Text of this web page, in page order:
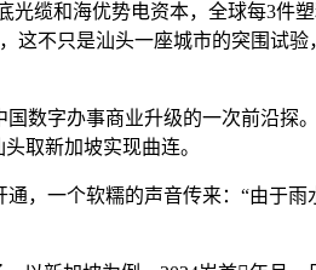
和海优势电资本，全球每3件
不只是汕头一座城市的突围试
字办事商业升级的一次前沿探
取新加坡实现曲连。
一个软糯的声音传来：“由于雨